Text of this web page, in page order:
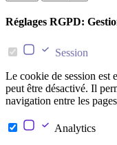
Réglages RGPD:
Session
Le cookie de session est
peut être désactivé. Il
navigation entre les
Analytics